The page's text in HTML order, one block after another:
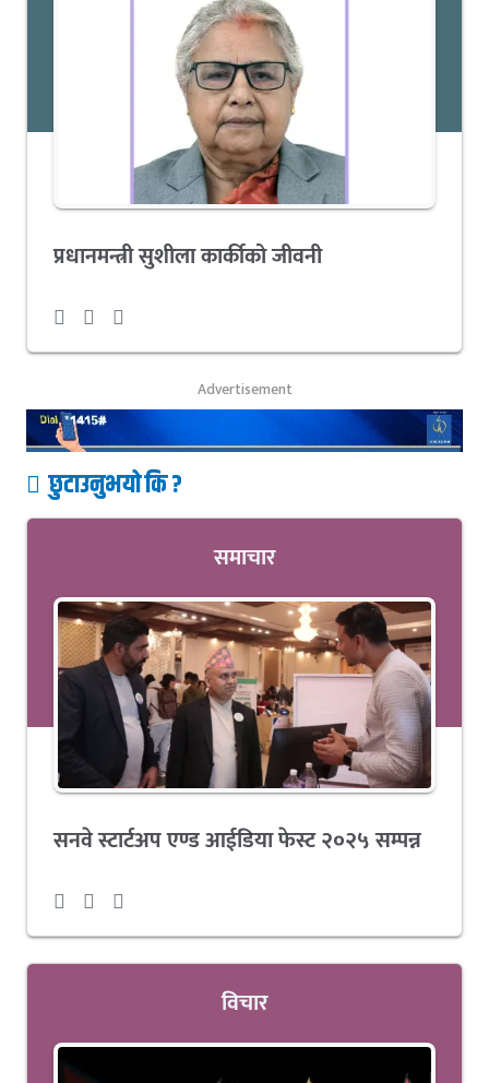
प्रधानमन्त्री सुशीला कार्कीको जीवनी
Advertisement
छुटाउनुभयो कि ?
समाचार
सनवे स्टार्टअप एण्ड आईडिया फेस्ट २०२५ सम्पन्न
विचार